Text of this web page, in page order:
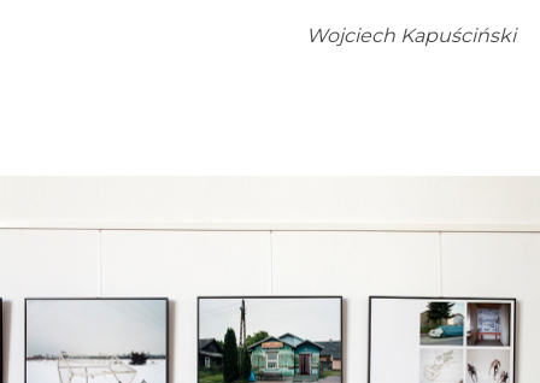
Wojciech Kapuściński